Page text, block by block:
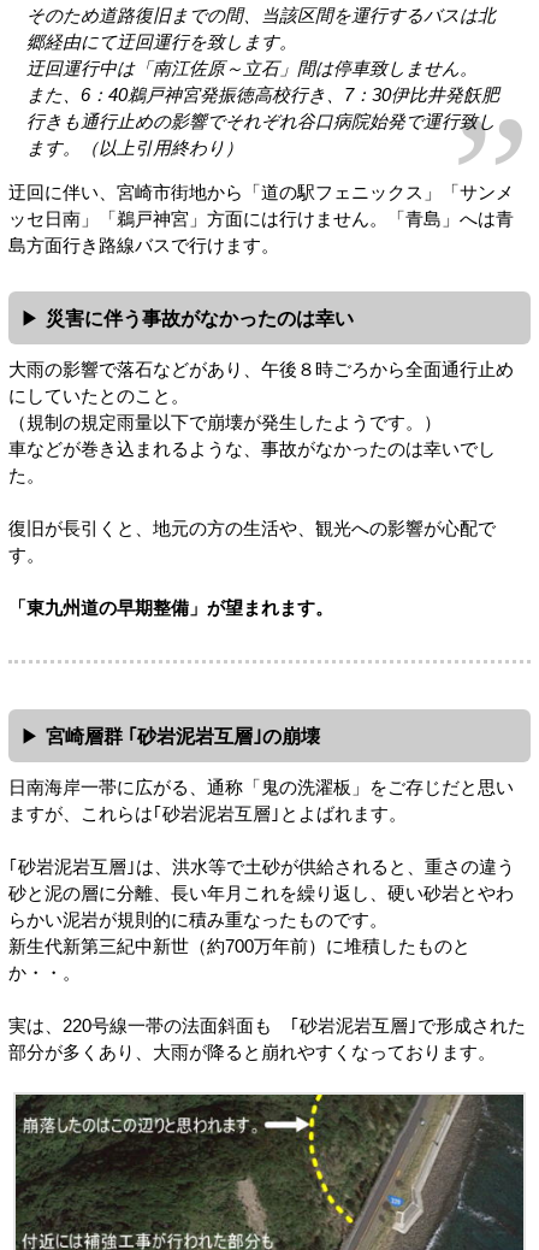
そのため道路復旧までの間、当該区間を運行するバスは北
郷経由にて迂回運行を致します。
迂回運行中は「南江佐原～立石」間は停車致しません。
また、6：40鵜戸神宮発振徳高校行き、7：30伊比井発飫肥
行きも通行止めの影響でそれぞれ谷口病院始発で運行致し
ます。（以上引用終わり）
迂回に伴い、宮崎市街地から「道の駅フェニックス」「サンメ
ッセ日南」「鵜戸神宮」方面には行けません。「青島」へは青
島方面行き路線バスで行けます。
災害に伴う事故がなかったのは幸い
大雨の影響で落石などがあり、午後８時ごろから全面通行止め
にしていたとのこと。
（規制の規定雨量以下で崩壊が発生したようです。）
車などが巻き込まれるような、事故がなかったのは幸いでし
た。
復旧が長引くと、地元の方の生活や、観光への影響が心配で
す。
「東九州道の早期整備」が望まれます。
宮崎層群 ｢砂岩泥岩互層｣の崩壊
日南海岸一帯に広がる、通称「鬼の洗濯板」をご存じだと思い
ますが、これらは｢砂岩泥岩互層｣とよばれます。
｢砂岩泥岩互層｣は、洪水等で土砂が供給されると、重さの違う
砂と泥の層に分離、長い年月これを繰り返し、硬い砂岩とやわ
らかい泥岩が規則的に積み重なったものです。
新生代新第三紀中新世（約700万年前）に堆積したものと
か・・。
実は、220号線一帯の法面斜面も ｢砂岩泥岩互層｣で形成された
部分が多くあり、大雨が降ると崩れやすくなっております。